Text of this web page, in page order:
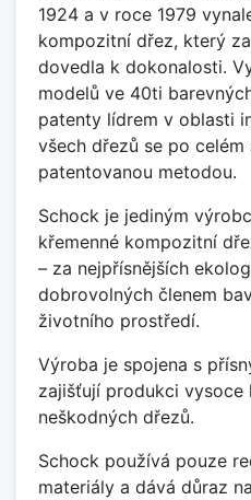
1924 a v roce 1979
kompozitní dřez, který
dovedla k dokonalosti.
modelů ve 40ti
patenty lídrem v oblasti
všech dřezů se po
patentovanou metodou.
Schock je jediným
křemenné kompozitní
– za nejpřísnějších
dobrovolných členem
životního prostředí.
Výroba je spojena s
zajišťují produkci
neškodných dřezů.
Schock používá pouze
materiály a dává důraz